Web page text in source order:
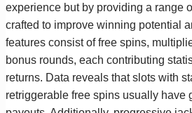
experience but by providing a range
crafted to improve winning potential
features consist of free spins,
bonus rounds, each contributing
returns. Data reveals that slots with
retriggerable free spins usually have